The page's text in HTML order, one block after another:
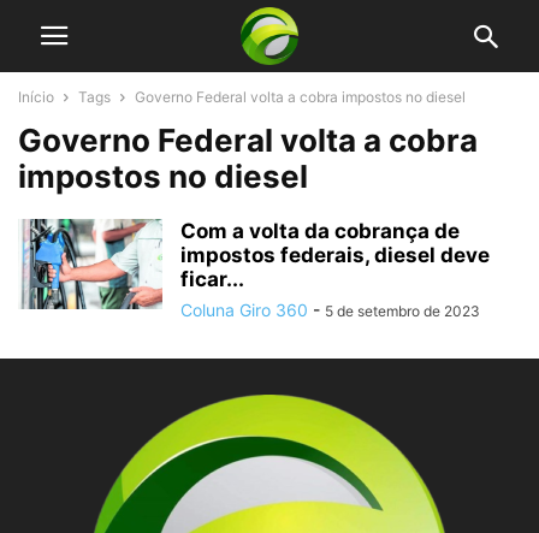
Início Tags Governo Federal volta a cobra impostos no diesel
Governo Federal volta a cobra
impostos no diesel
Com a volta da cobrança de
impostos federais, diesel deve
ficar...
Coluna Giro 360 - 5 de setembro de 2023